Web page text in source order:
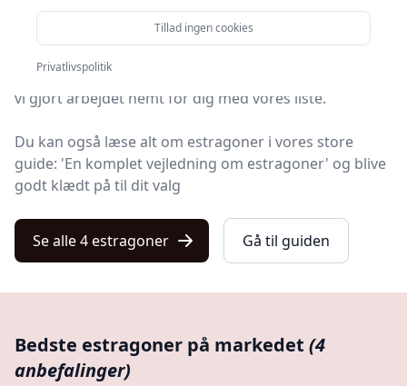
top-produkter, så du hurtigt kan vælge det bedste.
en specifik model eller gratis levering på estragon, har
vi gjort arbejdet nemt for dig med vores liste.
Du kan også læse alt om estragoner i vores store
guide: 'En komplet vejledning om estragoner' og blive
godt klædt på til dit valg
Se alle 4 estragoner Gå til guiden
Bedste estragoner på markedet (4
anbefalinger)
Tillad ingen cookies
Privatlivspolitik